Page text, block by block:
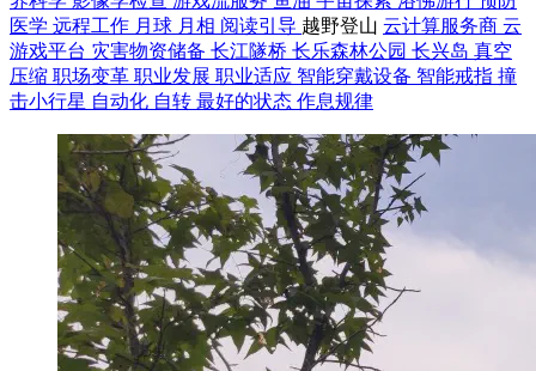
医学 远程工作 月球 月相 阅读引导 越野登山 云计算服务商 云
游戏平台 灾害物资储备 长江隧桥 长乐森林公园 长兴岛 真空
压缩 职场变革 职业发展 职业适应 智能穿戴设备 智能戒指 撞
击小行星 自动化 自转 最好的状态 作息规律